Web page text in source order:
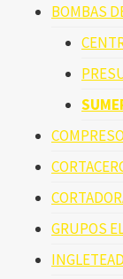
BOMBAS
GRUPOS